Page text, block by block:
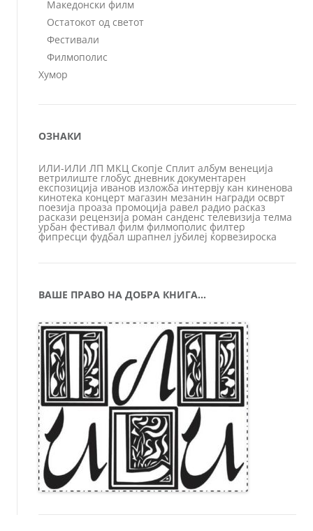
Македонски филм
Остатокот од светот
Фестивали
Филмополис
Хумор
ОЗНАКИ
ИЛИ-ИЛИ ЛП МКЦ Скопје Сплит албум венеција
ветрилиште глобус дневник документарен
експозиција иванов изложба интервју кан киненова
кинотека концерт магазин мезанин награди осврт
поезија проаза промоција равел радио расказ
раскази рецензија роман санденс телевизија телма
урбан фестивал филм филмополис филтер
фипресци фудбал шрапнел јубилеј ќорвезироска
ВАШЕ ПРАВО НА ДОБРА КНИГА…